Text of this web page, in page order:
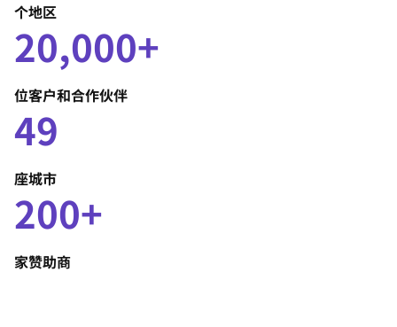
个地区
20,000+
位客户和合作伙伴
49
座城市
200+
家赞助商